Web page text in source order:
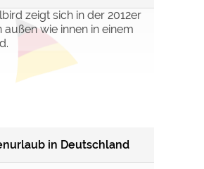
zeigt sich in der 2012er
außen wie innen in einem
in Deutschland